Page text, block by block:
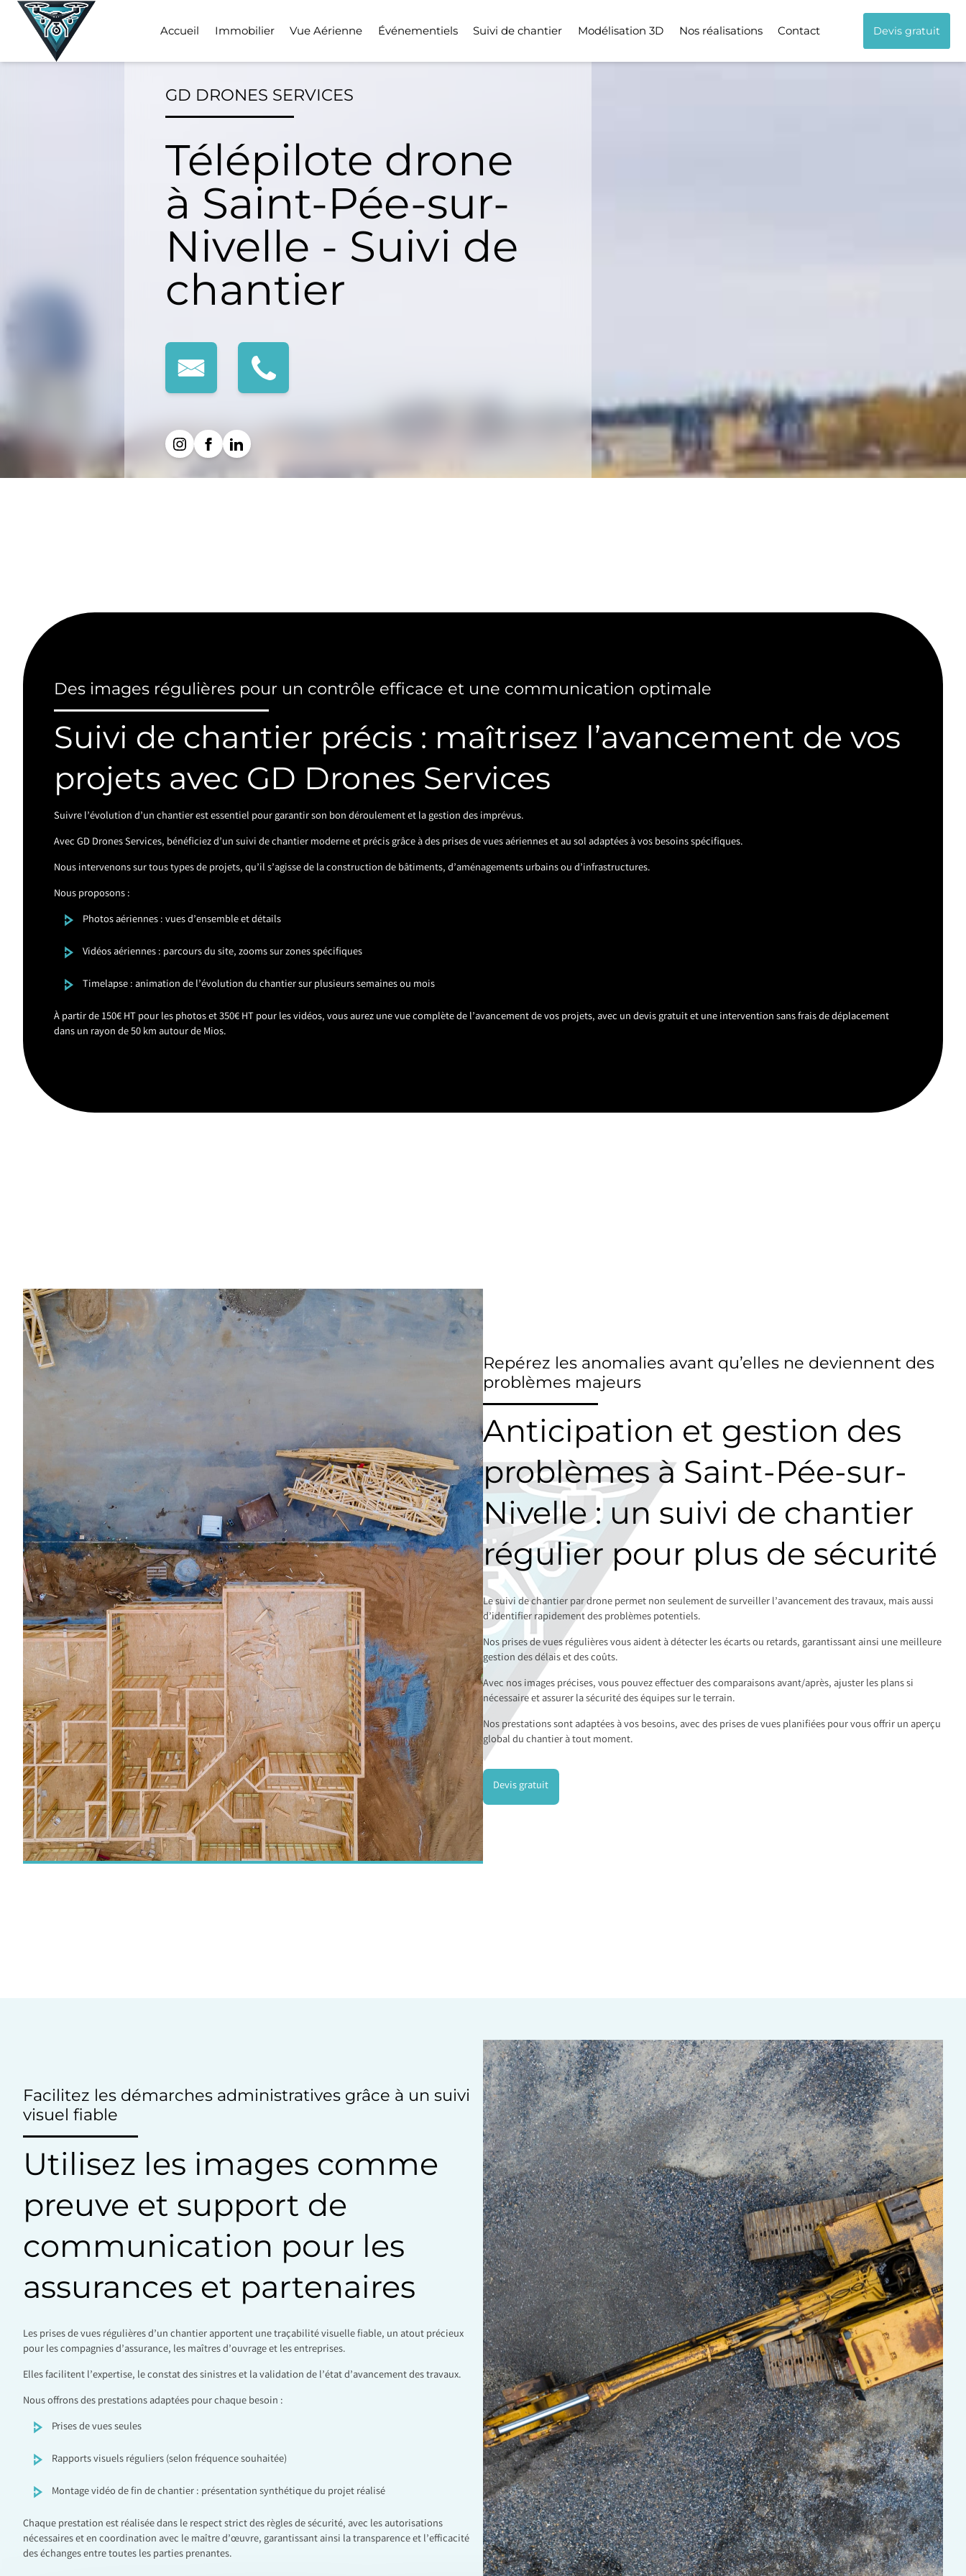
Skip
Accueil Immobilier Vue Aérienne Événementiels Suivi de chantier Modélisation 3D Nos réalisations Contact Devis gratuit
GD DRONES SERVICES
Télépilote drone
à Saint-Pée-sur-
Nivelle - Suivi de
chantier
Des images régulières pour un contrôle efficace et une communication optimale
Suivi de chantier précis : maîtrisez l’avancement de vos
projets avec GD Drones Services
Suivre l’évolution d’un chantier est essentiel pour garantir son bon déroulement et la gestion des imprévus.
Avec GD Drones Services, bénéficiez d’un suivi de chantier moderne et précis grâce à des prises de vues aériennes et au sol adaptées à vos besoins spécifiques.
Nous intervenons sur tous types de projets, qu’il s’agisse de la construction de bâtiments, d’aménagements urbains ou d’infrastructures.
Nous proposons :
Photos aériennes : vues d’ensemble et détails
Vidéos aériennes : parcours du site, zooms sur zones spécifiques
Timelapse : animation de l’évolution du chantier sur plusieurs semaines ou mois
À partir de 150€ HT pour les photos et 350€ HT pour les vidéos, vous aurez une vue complète de l’avancement de vos projets, avec un devis gratuit et une intervention sans frais de déplacement
dans un rayon de 50 km autour de Mios.
Repérez les anomalies avant qu’elles ne deviennent des
problèmes majeurs
Anticipation et gestion des
problèmes à Saint-Pée-sur-
Nivelle : un suivi de chantier
régulier pour plus de sécurité
Le suivi de chantier par drone permet non seulement de surveiller l’avancement des travaux, mais aussi
d’identifier rapidement des problèmes potentiels.
Nos prises de vues régulières vous aident à détecter les écarts ou retards, garantissant ainsi une meilleure
gestion des délais et des coûts.
Avec nos images précises, vous pouvez effectuer des comparaisons avant/après, ajuster les plans si
nécessaire et assurer la sécurité des équipes sur le terrain.
Nos prestations sont adaptées à vos besoins, avec des prises de vues planifiées pour vous offrir un aperçu
global du chantier à tout moment.
Devis gratuit
Facilitez les démarches administratives grâce à un suivi
visuel fiable
Utilisez les images comme
preuve et support de
communication pour les
assurances et partenaires
Les prises de vues régulières d’un chantier apportent une traçabilité visuelle fiable, un atout précieux
pour les compagnies d’assurance, les maîtres d’ouvrage et les entreprises.
Elles facilitent l’expertise, le constat des sinistres et la validation de l’état d’avancement des travaux.
Nous offrons des prestations adaptées pour chaque besoin :
Prises de vues seules
Rapports visuels réguliers (selon fréquence souhaitée)
Montage vidéo de fin de chantier : présentation synthétique du projet réalisé
Chaque prestation est réalisée dans le respect strict des règles de sécurité, avec les autorisations
nécessaires et en coordination avec le maître d’œuvre, garantissant ainsi la transparence et l’efficacité
des échanges entre toutes les parties prenantes.